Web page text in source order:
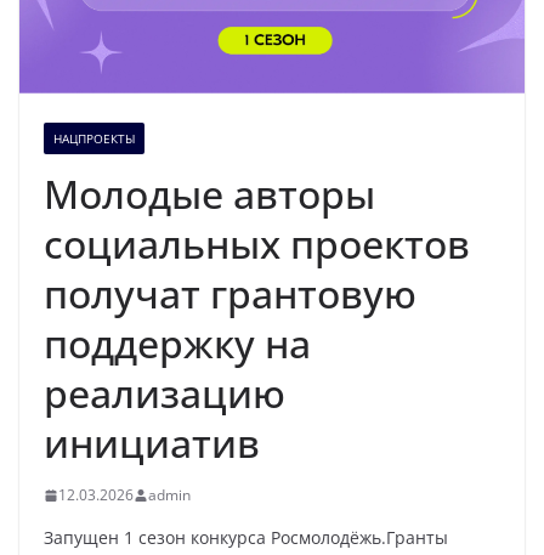
НАЦПРОЕКТЫ
Молодые авторы
социальных проектов
получат грантовую
поддержку на
реализацию
инициатив
12.03.2026 admin
Запущен 1 сезон конкурса Росмолодёжь.Гранты